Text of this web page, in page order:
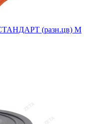
СТАНДАРТ (разн.цв) М